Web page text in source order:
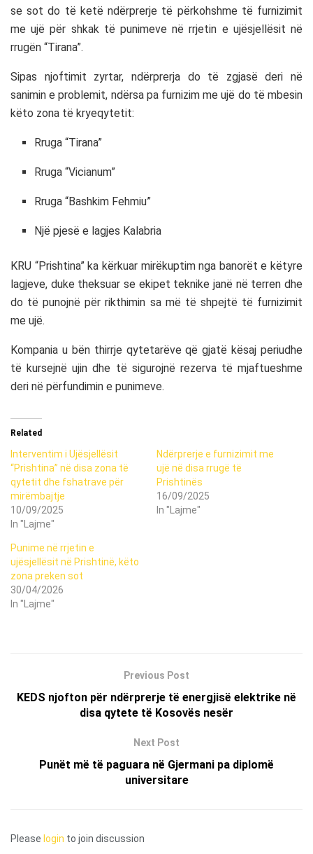
se sot do të ketë ndërprerje të përkohshme të furnizimit
me ujë për shkak të punimeve në rrjetin e ujësjellësit në
rrugën “Tirana”.
Sipas njoftimit zyrtar, ndërprerja do të zgjasë deri në
sanimin e problemit, ndërsa pa furnizim me ujë do të mbesin
këto zona të kryeqytetit:
Rruga “Tirana”
Rruga “Vicianum”
Rruga “Bashkim Fehmiu”
Një pjesë e lagjes Kalabria
KRU “Prishtina” ka kërkuar mirëkuptim nga banorët e këtyre
lagjeve, duke theksuar se ekipet teknike janë në terren dhe
do të punojnë për rikthimin sa më të shpejtë të furnizimit
me ujë.
Kompania u bën thirrje qytetarëve që gjatë kësaj periudhe
të kursejnë ujin dhe të sigurojnë rezerva të mjaftueshme
deri në përfundimin e punimeve.
Related
Interventim i Ujësjellësit
“Prishtina” në disa zona të
qytetit dhe fshatrave për
mirëmbajtje
10/09/2025
In "Lajme"
Ndërprerje e furnizimit me
ujë në disa rrugë të
Prishtinës
16/09/2025
In "Lajme"
Punime në rrjetin e
ujësjellësit në Prishtinë, këto
zona preken sot
30/04/2026
In "Lajme"
Previous Post
KEDS njofton për ndërprerje të energjisë elektrike në
disa qytete të Kosovës nesër
Next Post
Punët më të paguara në Gjermani pa diplomë
universitare
Please login to join discussion